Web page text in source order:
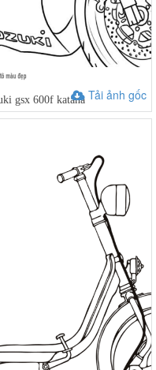
Tải ảnh gốc
gsx 600f katana